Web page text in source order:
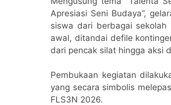
Apresiasi Seni Budaya”,
siswa dari berbagai
awal, ditandai defile
dari pencak silat hingga aksi
Pembukaan kegiatan
yang secara simbolis
FLS3N 2026.